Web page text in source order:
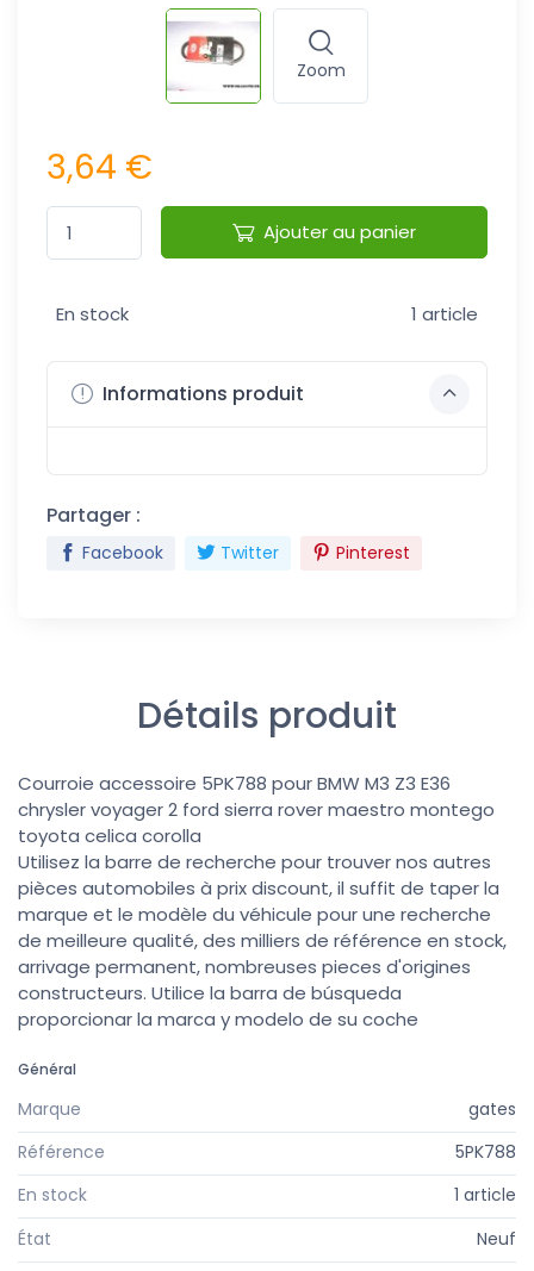
Zoom
3,64 €
Ajouter au panier
En stock 1 article
Informations produit
Partager :
Facebook Twitter Pinterest
Détails produit
Courroie accessoire 5PK788 pour BMW M3 Z3 E36
chrysler voyager 2 ford sierra rover maestro montego
toyota celica corolla
Utilisez la barre de recherche pour trouver nos autres
pièces automobiles à prix discount, il suffit de taper la
marque et le modèle du véhicule pour une recherche
de meilleure qualité, des milliers de référence en stock,
arrivage permanent, nombreuses pieces d'origines
constructeurs. Utilice la barra de búsqueda
proporcionar la marca y modelo de su coche
Général
Marque
gates
Référence
5PK788
En stock
1 article
État
Neuf